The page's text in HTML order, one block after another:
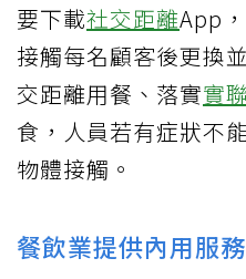
要下載社交距離App
接觸每名顧客後更換
交距離用餐、落實實
食，人員若有症狀不
物體接觸。
餐飲業提供內用服